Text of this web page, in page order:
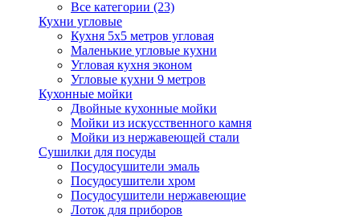
Все категории (23)
Кухни угловые
Кухня 5х5 метров угловая
Маленькие угловые кухни
Угловая кухня эконом
Угловые кухни 9 метров
Кухонные мойки
Двойные кухонные мойки
Мойки из искусственного камня
Мойки из нержавеющей стали
Сушилки для посуды
Посудосушители эмаль
Посудосушители хром
Посудосушители нержавеющие
Лоток для приборов